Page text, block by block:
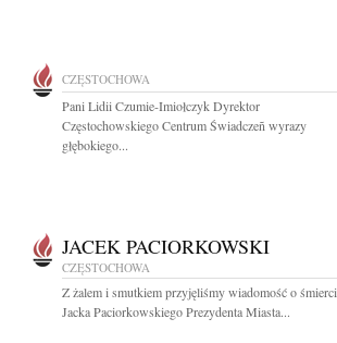
CZĘSTOCHOWA
Pani Lidii Czumie-Imiołczyk Dyrektor
Częstochowskiego Centrum Świadczeñ wyrazy
głębokiego...
JACEK PACIORKOWSKI
CZĘSTOCHOWA
Z żalem i smutkiem przyjęliśmy wiadomość o śmierci
Jacka Paciorkowskiego Prezydenta Miasta...